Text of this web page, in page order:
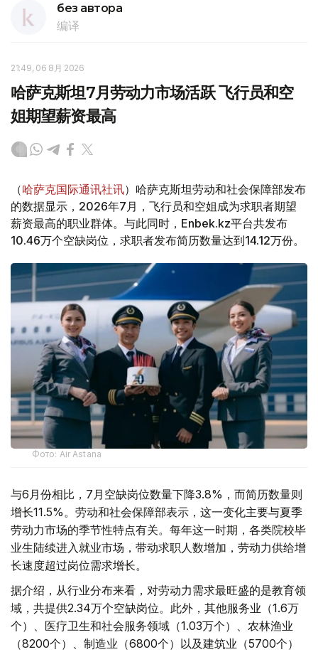
без автора
编译
21:49, 06 8月 2026
哈萨克斯坦7月劳动力市场活跃 飞行员和空
姐期望薪资最高
（哈萨克国际通讯社讯）哈萨克斯坦劳动和社会保障部发布
的数据显示，2026年7月，飞行员和空姐成为求职者期望
薪资最高的职业群体。与此同时，Enbek.kz平台共发布
10.46万个空缺岗位，求职者发布简历数量达到14.12万份。
Фото: Air Astana
与6月份相比，7月空缺岗位数量下降3.8%，而简历数量则
增长11.5%。劳动和社会保障部表示，这一变化主要与夏季
劳动力市场的季节性特点有关。每年这一时期，各类院校毕
业生陆续进入就业市场，带动求职人数增加，劳动力供给增
长速度超过岗位需求增长。
据介绍，从行业分布来看，对劳动力需求最旺盛的是教育领
域，共提供2.34万个空缺岗位。此外，其他服务业（1.6万
个）、医疗卫生和社会服务领域（1.03万个）、农林渔业
（8200个）、制造业（6800个）以及建筑业（5700个）